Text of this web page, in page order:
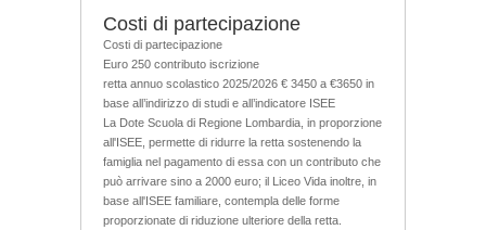
Costi di partecipazione
Costi di partecipazione
Euro 250 contributo iscrizione
retta annuo scolastico 2025/2026 € 3450 a €3650 in
base all’indirizzo di studi e all’indicatore ISEE
La Dote Scuola di Regione Lombardia, in proporzione
all'ISEE, permette di ridurre la retta sostenendo la
famiglia nel pagamento di essa con un contributo che
può arrivare sino a 2000 euro; il Liceo Vida inoltre, in
base all'ISEE familiare, contempla delle forme
proporzionate di riduzione ulteriore della retta.